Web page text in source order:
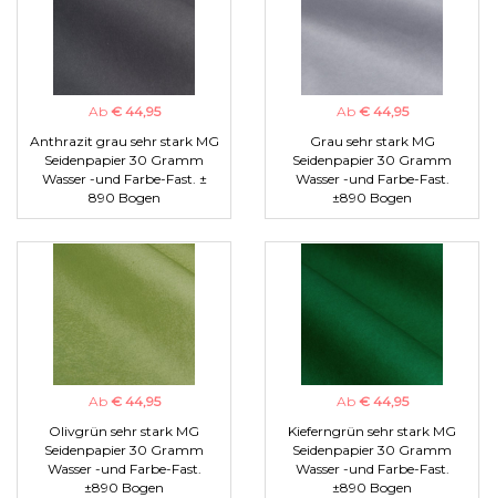
Ab € 44,95
Anthrazit grau sehr stark MG
Seidenpapier 30 Gramm
Wasser -und Farbe-Fast. ±
890 Bogen
Ab € 44,95
Grau sehr stark MG
Seidenpapier 30 Gramm
Wasser -und Farbe-Fast.
±890 Bogen
Ab € 44,95
Olivgrün sehr stark MG
Seidenpapier 30 Gramm
Wasser -und Farbe-Fast.
±890 Bogen
Ab € 44,95
Kieferngrün sehr stark MG
Seidenpapier 30 Gramm
Wasser -und Farbe-Fast.
±890 Bogen